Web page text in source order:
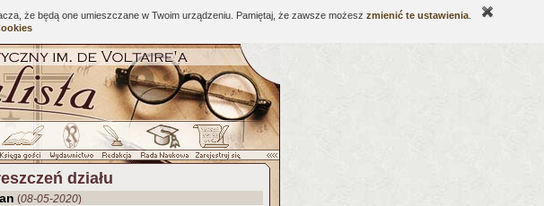
że będą one umieszczane w Twoim urządzeniu. Pamiętaj, że zawsze możesz zmienić te ustawienia
działu
(08-05-2020)